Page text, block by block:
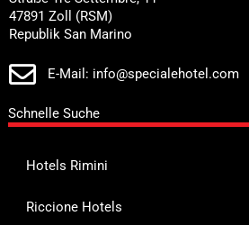
47891 Zoll (RSM)
Republik San Marino
E-Mail: info@specialehotel.com
Schnelle Suche
Hotels Rimini
Riccione Hotels